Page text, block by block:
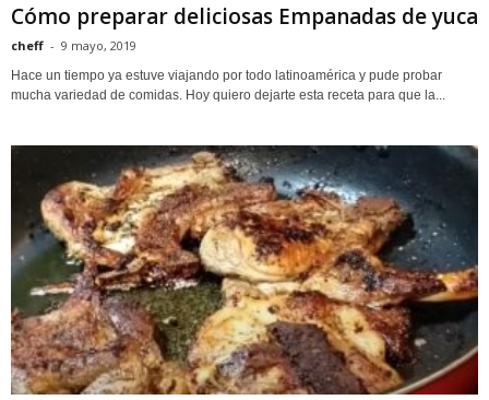
Cómo preparar deliciosas Empanadas de yuca
cheff - 9 mayo, 2019
Hace un tiempo ya estuve viajando por todo latinoamérica y pude probar
mucha variedad de comidas. Hoy quiero dejarte esta receta para que la...